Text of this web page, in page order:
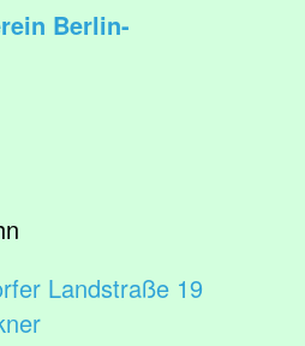
Berlin-
Landstraße 19